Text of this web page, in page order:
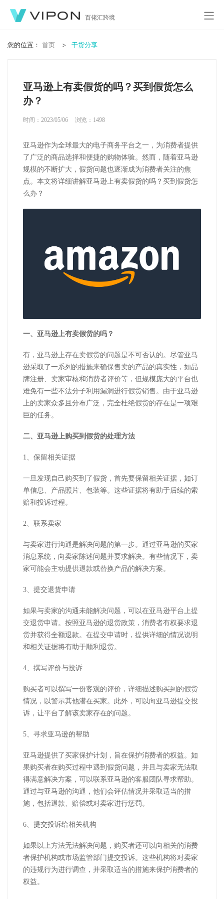
百佬汇跨境
您的位置： 首页 干货分享
亚马逊上有卖假货的吗？买到假货怎么
办？
时间：2023/05/06 浏览： 1498
亚马逊作为全球最大的电子商务平台之一，为消费者提供
了广泛的商品选择和便捷的购物体验。然而，随着亚马逊
规模的不断扩大，假货问题也逐渐成为消费者关注的焦
点。本文将详细讲解亚马逊上有卖假货的吗？买到假货怎
么办？
一、亚马逊上有卖假货的吗？
有，亚马逊上存在卖假货的问题是不可否认的。尽管亚马
逊采取了一系列的措施来确保售卖的产品的真实性，如品
牌注册、卖家审核和消费者评价等，但规模庞大的平台也
难免有一些不法分子利用漏洞进行假货销售。由于亚马逊
上的卖家众多且分布广泛，完全杜绝假货的存在是一项艰
巨的任务。
二、亚马逊上购买到假货的处理方法
1、保留相关证据
一旦发现自己购买到了假货，首先要保留相关证据，如订
单信息、产品照片、包装等。这些证据将有助于后续的索
赔和投诉过程。
2、联系卖家
与卖家进行沟通是解决问题的第一步。通过亚马逊的买家
消息系统，向卖家陈述问题并要求解决。有些情况下，卖
家可能会主动提供退款或替换产品的解决方案。
3、提交退货申请
如果与卖家的沟通未能解决问题，可以在亚马逊平台上提
交退货申请。按照亚马逊的退货政策，消费者有权要求退
货并获得全额退款。在提交申请时，提供详细的情况说明
和相关证据将有助于顺利退货。
4、撰写评价与投诉
购买者可以撰写一份客观的评价，详细描述购买到的假货
情况，以警示其他潜在买家。此外，可以向亚马逊提交投
诉，让平台了解该卖家存在的问题。
5、寻求亚马逊的帮助
亚马逊提供了买家保护计划，旨在保护消费者的权益。如
果购买者在购买过程中遇到假货问题，并且与卖家无法取
得满意解决方案，可以联系亚马逊的客服团队寻求帮助。
通过与亚马逊的沟通，他们会评估情况并采取适当的措
施，包括退款、赔偿或对卖家进行惩罚。
6、提交投诉给相关机构
如果以上方法无法解决问题，购买者还可以向相关的消费
者保护机构或市场监管部门提交投诉。这些机构将对卖家
的违规行为进行调查，并采取适当的措施来保护消费者的
权益。